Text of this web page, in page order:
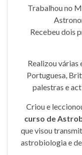
Trabalhou no
Recebeu dois
Realizou várias
Portuguesa,
palestras e
Criou e
curso de
que visou
astrobiologia e